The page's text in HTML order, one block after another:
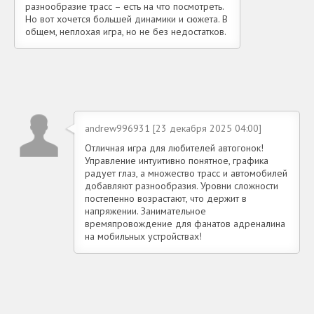
разнообразие трасс – есть на что посмотреть.
Но вот хочется большей динамики и сюжета. В
общем, неплохая игра, но не без недостатков.
andrew996931 [23 декабря 2025 04:00]
Отличная игра для любителей автогонок!
Управление интуитивно понятное, графика
радует глаз, а множество трасс и автомобилей
добавляют разнообразия. Уровни сложности
постепенно возрастают, что держит в
напряжении. Занимательное
времяпровождение для фанатов адреналина
на мобильных устройствах!